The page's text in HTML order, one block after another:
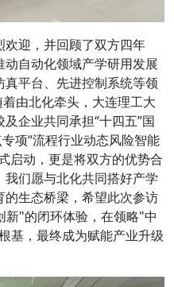
迎，并回顾了双方四年
自动化领域产学研用发展
平台、先进控制系统等领
由北化牵头，大连理工大
企业共同承担“十四五”国
项“流程行业动态风险智能
启动，更是将双方的优势合
们愿与北化共同搭好产学
生态桥梁，希望此次参访
"的闭环体验，在领略"中
基，最终成为赋能产业升级